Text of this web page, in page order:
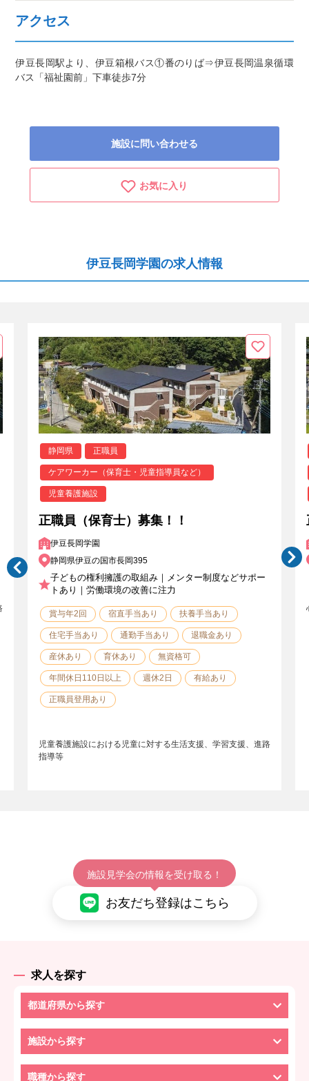
アクセス
伊豆長岡駅より、伊豆箱根バス①番のりば⇒伊豆長岡温泉循環
バス「福祉園前」下車徒歩7分
施設に問い合わせる
お気に入り
伊豆長岡学園の求人情報
静岡県 正職員
ケアワーカー（保育士・児童指導員など）
児童養護施設
正職員（保育士）募集！！
伊豆長岡学園
静岡県伊豆の国市長岡395
子どもの権利擁護の取組み｜メンター制度などサポー
トあり｜労働環境の改善に注力
賞与年2回 宿直手当あり 扶養手当あり
住宅手当あり 通勤手当あり 退職金あり
産休あり 育休あり 無資格可
年間休日110日以上 週休2日 有給あり
正職員登用あり
児童養護施設における児童に対する生活支援、学習支援、進路
指導等
施設見学会の情報を受け取る！
お友だち登録はこちら
求人を探す
都道府県から探す
施設から探す
職種から探す